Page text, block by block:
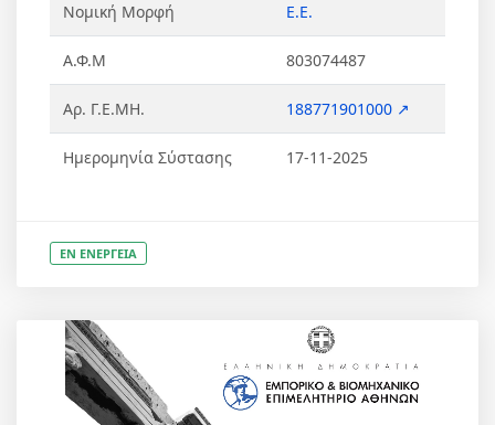
Νομική Μορφή Ε.Ε.
Α.Φ.Μ 803074487
Αρ. Γ.Ε.ΜΗ. 188771901000 ↗
Ημερομηνία Σύστασης 17-11-2025
ΕΝ ΕΝΕΡΓΕΙΑ